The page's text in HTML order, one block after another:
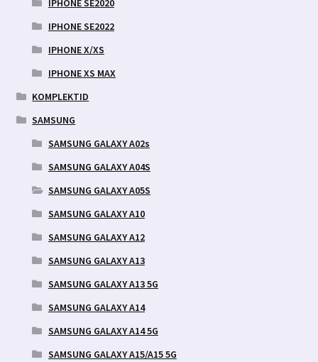
IPHONE SE2020
IPHONE SE2022
IPHONE X/XS
IPHONE XS MAX
KOMPLEKTID
SAMSUNG
SAMSUNG GALAXY A02s
SAMSUNG GALAXY A04S
SAMSUNG GALAXY A05S
SAMSUNG GALAXY A10
SAMSUNG GALAXY A12
SAMSUNG GALAXY A13
SAMSUNG GALAXY A13 5G
SAMSUNG GALAXY A14
SAMSUNG GALAXY A14 5G
SAMSUNG GALAXY A15/A15 5G